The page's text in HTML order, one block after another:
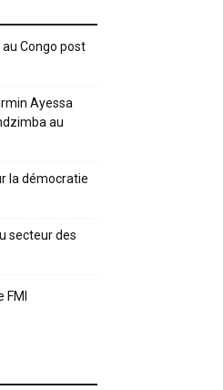
Congo post
Ayessa
au
la démocratie
secteur des